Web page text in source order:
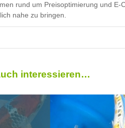
rund um Preisoptimierung und E-
nahe zu bringen.
interessieren…